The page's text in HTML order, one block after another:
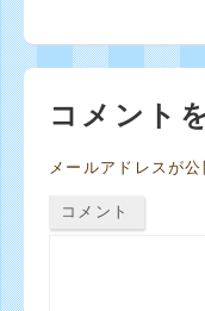
コメント
メールアドレスが
コメント